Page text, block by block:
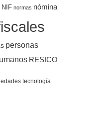
NIF normas nómina
personas
RESICO
tecnología